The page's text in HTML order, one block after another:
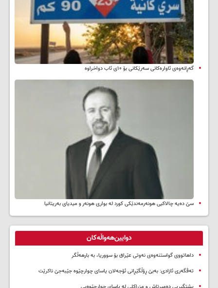
گەڕانەوەی ئاوارەکانی سەرێکانی بۆ ۱۰ی ئاب دواخراوە
سێ دەیە چالاکیی هونەرمەندێکی کورد لە بواری هونەر و میدیای بەریتانیا
دوایین‌هەواڵەکان
داهاتووی گواستنەوەی نەوتی عێراق بۆ سووریا، بە بارهەڵگر
تەڤگەری ئازادی: بەبێ ڕۆڵگێڕانی ئۆجەلان یاسای چوارچێوە جێبەجێ ناکرێت